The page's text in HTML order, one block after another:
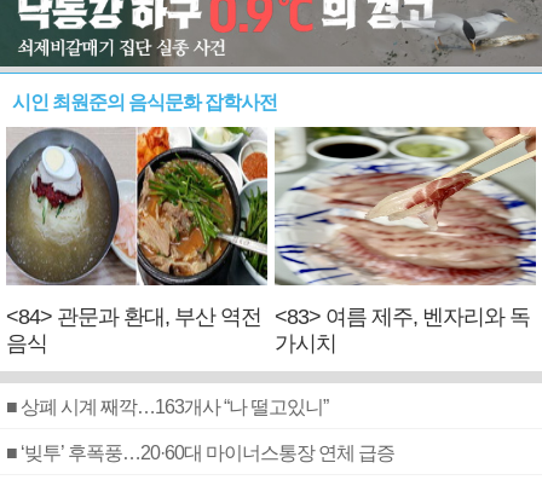
시인 최원준의 음식문화 잡학사전
<84> 관문과 환대, 부산 역전
음식
<83> 여름 제주, 벤자리와 독
가시치
■ 상폐 시계 째깍…163개사 “나 떨고있니”
■ ‘빚투’ 후폭풍…20·60대 마이너스통장 연체 급증